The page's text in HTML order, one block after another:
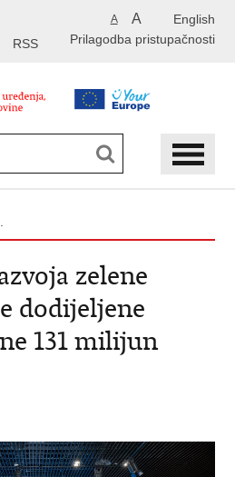
English
A A
Prilagodba pristupačnosti
RSS
zelene
dodijeljene
131 milijun